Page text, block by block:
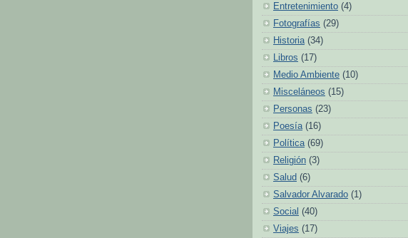
Entretenimiento (4)
Fotografías (29)
Historia (34)
Libros (17)
Medio Ambiente (10)
Misceláneos (15)
Personas (23)
Poesía (16)
Política (69)
Religión (3)
Salud (6)
Salvador Alvarado (1)
Social (40)
Viajes (17)